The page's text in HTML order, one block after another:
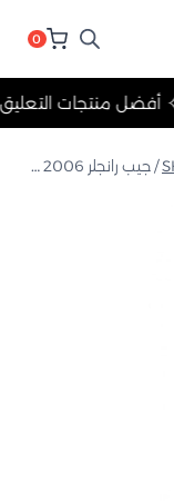
0
✧ أفضل منتجات✧
/ جيب رانجلر JK 2006 إلى 2017 ممتص الصدمات الأمامي من الخلية الرغوية